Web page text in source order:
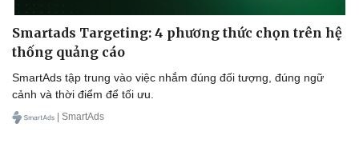
Smartads Targeting: 4 phương thức chọn trên hệ
thống quảng cáo
SmartAds tập trung vào việc nhắm đúng đối tượng, đúng ngữ
cảnh và thời điểm để tối ưu.
| SmartAds